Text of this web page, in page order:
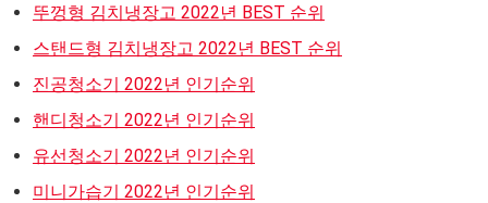
뚜껑형 김치냉장고 2022년 BEST 순위
스탠드형 김치냉장고 2022년 BEST 순위
진공청소기 2022년 인기순위
핸디청소기 2022년 인기순위
유선청소기 2022년 인기순위
미니가습기 2022년 인기순위